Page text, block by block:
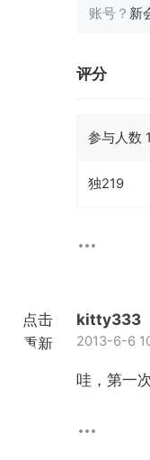
账号？ 新
评分
参与人数 1
独219
点击
重新
kitty333
2013-6-6
哇，第一